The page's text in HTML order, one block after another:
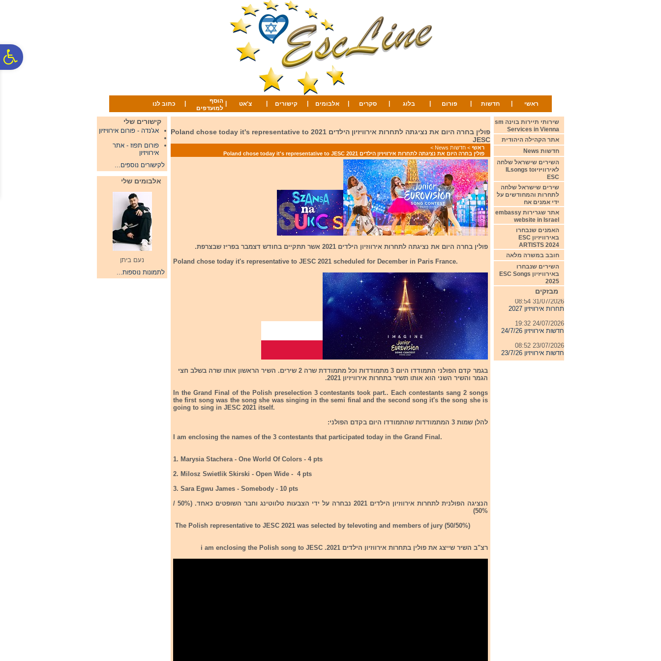
ראשי חדשות פורום בלוג סקרים אלבומים קישורים צ'אט
הוסף
למועדפים
כתוב לנו
קישורים שלי
אג'נדה - פורום אירוויזיון
פורום תפוז - אתר
אירוויזיון
לקישורים נוספים...
אלבומים שלי
נעם ביתן
לתמונות נוספות...
פולין בחרה היום את נציגתה לתחרות אירוויזיון הילדים 2021 Poland chose today it's representative to
JESC
ראשי > חדשות News
>
פולין בחרה היום את נציגתה לתחרות אירוויזיון הילדים 2021 Poland chose today it's representative to JESC
פולין בחרה היום את נציגתה לתחרות אירווזיון הילדים 2021 אשר תתקיים בחודש דצמבר בפריז שבצרפת.
Poland chose today it's representative to JESC 2021 scheduled for December in Paris France.
בגמר קדם הפולני התמודדו היום 3 מתמודדות וכל מתמודדת שרה 2 שירים. השיר הראשון אותו שרה בשלב חצי
הגמר והשיר השני הוא אותו תשיר בתחרות אירוויזיון 2021.
In the Grand Final of the Polish preselection 3 contestants took part.. Each contestants sang 2 songs
the first song was the song she was singing in the semi final and the second song it's the song she is
going to sing in JESC 2021 itself.
להלן שמות 3 המתמודדות שהתמודדו היום בקדם הפולני:
I am enclosing the names of the 3 contestants that participated today in the Grand Final.
1. Marysia Stachera - One World Of Colors - 4 pts
2. Milosz Swietlik Skirski - Open Wide - 4 pts
3. Sara Egwu James - Somebody - 10 pts
הנציגה הפולנית לתחרות אירווזיון הילדים 2021 נבחרה על ידי הצבעות טלווטינג וחבר השופטים כאחד. (50% /
50%)
The Polish representative to JESC 2021 was selected by televoting and members of jury (50/50%)
רצ"ב השיר שייצג את פולין בתחרות אירווזיון הילדים 2021. i am enclosing the Polish song to JESC
שירותי תיירות בוינה sm
Services in Vienna
אתר הקהילה היהודית
חדשות News
השירים שישראל שלחה
לאירוויזיוILsongs to
ESC
שירים שישראל שלחה
לתחרות והמחודשים על
ידי אמנים אח
אתר שגרירות embassy
website in Israel
האמנים שנבחרו
באירוויזיון ESC
ARTISTS 2024
חובב במשרה מלאה
השירים שנבחרו
באירוויזיון ESC Songs
2025
מבזקים
04/08/2026 11:06
חדשות אירוויזיון 4/8/26
31/07/2026 08:54
תחרות אירוויזיון 2027
24/07/2026 19:32
חדשות אירוויזיון 24/7/26
23/07/2026 08:52
חדשות אירוויזיון 23/7/26